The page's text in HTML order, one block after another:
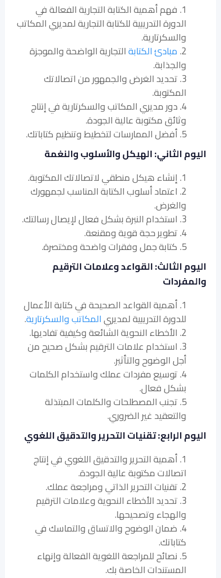
1. فهم أهمية الكتابة التجارية الفعالة في
الدورة التدريبية للكتابة التجارية لمديري المكاتب
والسكرتارية.
2. مبادئ الكتابةالتجارية الواضحة والموجزة
والجذابة.
3. تحديد الغرض والجمهور من اتصالاتك
المكتوبة.
4. دور مديري المكاتب والسكرتارية في إنتاج
وثائق مكتوبة عالية الجودة.
5. أفضل الممارسات لتخطيط وتنظيم كتاباتك.
اليوم الثاني: الهيكل والأسلوب والنغمة
1. إنشاء هيكل منطقي لاتصالاتك المكتوبة.
2. اعتماد أسلوب الكتابة المناسب لجمهورك
والغرض.
3. استخدام النبرة بشكل فعال لإيصال رسالتك.
4. تطوير حجة قوية ومقنعة.
5. كتابة جمل وفقرات واضحة ومختصرة.
اليوم الثالث: القواعد وعلامات الترقيم
والمفردات
1. أهمية القواعد الصحيحة في كتابة الأعمال
للدورة التدريبية لمديريالمكاتب والسكرتارية.
2. الأخطاء النحوية الشائعة وكيفية تفاديها.
3. استخدام علامات الترقيم بشكل صحيح من
أجل الوضوح والتأثير.
4. توسيع مفردات عملك واستخدام الكلمات
بشكل فعال.
5. تجنب المصطلحات والكلمات المبتذلة
والتعقيد غير الضروري.
اليوم الرابع: تقنيات التحرير والتدقيق اللغوي
1. أهمية التحرير والتدقيق اللغوي في إنتاج
اتصالات مكتوبة عالية الجودة.
2. تقنيات التحرير الذاتي ومراجعة عملك.
3. تحديد الأخطاء النحوية وعلامات الترقيم
والهجاء وتصحيحها.
4. ضمان الوضوح والاتساق والتماسك في
كتاباتك.
5. نصائح للمراجعة اللغوية الفعالة وإنهاء
المستندات الخاصة بك.